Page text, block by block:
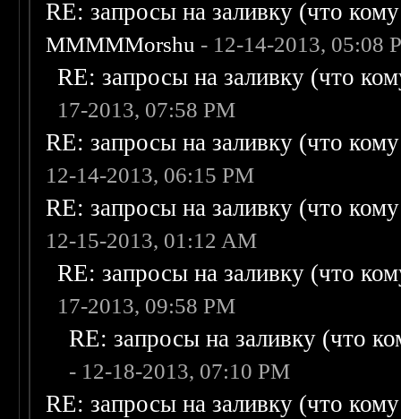
RE: запросы на заливку (что
MMMMMorshu - 12-14-2013, 05:08
RE: запросы на заливку (что
17-2013, 07:58 PM
RE: запросы на заливку (что
12-14-2013, 06:15 PM
RE: запросы на заливку (что
12-15-2013, 01:12 AM
RE: запросы на заливку (что
17-2013, 09:58 PM
RE: запросы на заливку (что
- 12-18-2013, 07:10 PM
RE: запросы на заливку (что